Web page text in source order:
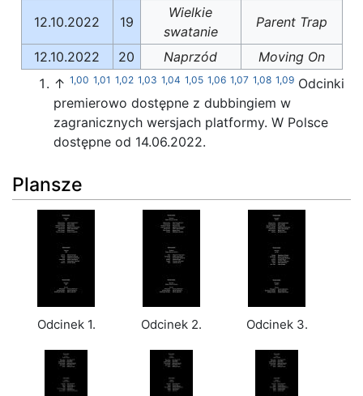
12.10.2022 19
Wielkie
swatanie
Parent Trap
12.10.2022 20 Naprzód
Moving On
↑1,00 1,01 1,02 1,03 1,04 1,05 1,06 1,07 1,08 1,09 Odcinki
premierowo dostępne z dubbingiem w
zagranicznych wersjach platformy. W Polsce
dostępne od 14.06.2022.
Plansze
Odcinek 1. Odcinek 2. Odcinek 3.